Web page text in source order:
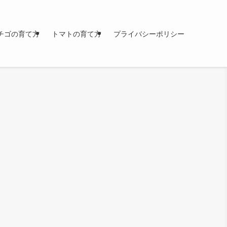
ゴの育て方 トマトの育て方 プライバシーポリシー